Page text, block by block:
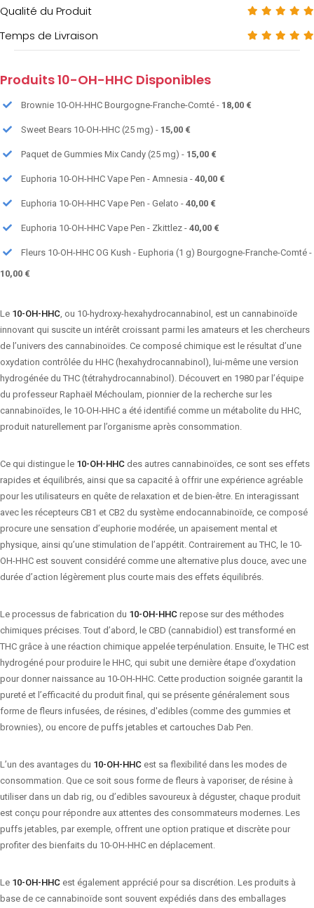
Qualité du Produit
Temps de Livraison
Produits 10-OH-HHC Disponibles
Brownie 10-OH-HHC Bourgogne-Franche-Comté - 18,00 €
Sweet Bears 10-OH-HHC (25 mg) - 15,00 €
Paquet de Gummies Mix Candy (25 mg) - 15,00 €
Euphoria 10-OH-HHC Vape Pen - Amnesia - 40,00 €
Euphoria 10-OH-HHC Vape Pen - Gelato - 40,00 €
Euphoria 10-OH-HHC Vape Pen - Zkittlez - 40,00 €
Fleurs 10-OH-HHC OG Kush - Euphoria (1 g) Bourgogne-Franche-Comté -
10,00 €
Le 10-OH-HHC, ou 10-hydroxy-hexahydrocannabinol, est un cannabinoïde
innovant qui suscite un intérêt croissant parmi les amateurs et les chercheurs
de l’univers des cannabinoïdes. Ce composé chimique est le résultat d’une
oxydation contrôlée du HHC (hexahydrocannabinol), lui-même une version
hydrogénée du THC (tétrahydrocannabinol). Découvert en 1980 par l’équipe
du professeur Raphaël Méchoulam, pionnier de la recherche sur les
cannabinoïdes, le 10-OH-HHC a été identifié comme un métabolite du HHC,
produit naturellement par l’organisme après consommation.
Ce qui distingue le 10-OH-HHC des autres cannabinoïdes, ce sont ses effets
rapides et équilibrés, ainsi que sa capacité à offrir une expérience agréable
pour les utilisateurs en quête de relaxation et de bien-être. En interagissant
avec les récepteurs CB1 et CB2 du système endocannabinoïde, ce composé
procure une sensation d’euphorie modérée, un apaisement mental et
physique, ainsi qu’une stimulation de l’appétit. Contrairement au THC, le 10-
OH-HHC est souvent considéré comme une alternative plus douce, avec une
durée d’action légèrement plus courte mais des effets équilibrés.
Le processus de fabrication du 10-OH-HHC repose sur des méthodes
chimiques précises. Tout d’abord, le CBD (cannabidiol) est transformé en
THC grâce à une réaction chimique appelée terpénulation. Ensuite, le THC est
hydrogéné pour produire le HHC, qui subit une dernière étape d’oxydation
pour donner naissance au 10-OH-HHC. Cette production soignée garantit la
pureté et l’efficacité du produit final, qui se présente généralement sous
forme de fleurs infusées, de résines, d'edibles (comme des gummies et
brownies), ou encore de puffs jetables et cartouches Dab Pen.
L’un des avantages du 10-OH-HHC est sa flexibilité dans les modes de
consommation. Que ce soit sous forme de fleurs à vaporiser, de résine à
utiliser dans un dab rig, ou d’edibles savoureux à déguster, chaque produit
est conçu pour répondre aux attentes des consommateurs modernes. Les
puffs jetables, par exemple, offrent une option pratique et discrète pour
profiter des bienfaits du 10-OH-HHC en déplacement.
Le 10-OH-HHC est également apprécié pour sa discrétion. Les produits à
base de ce cannabinoïde sont souvent expédiés dans des emballages